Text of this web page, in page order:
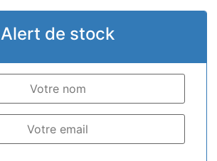
Alert de stock